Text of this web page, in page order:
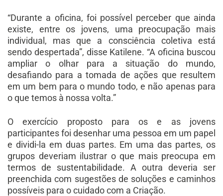
“Durante a oficina, foi possível perceber que ainda
existe, entre os jovens, uma preocupação mais
individual, mas que a consciência coletiva está
sendo despertada”, disse Katilene. “A oficina buscou
ampliar o olhar para a situação do mundo,
desafiando para a tomada de ações que resultem
em um bem para o mundo todo, e não apenas para
o que temos à nossa volta.”
O exercício proposto para os e as jovens
participantes foi desenhar uma pessoa em um papel
e dividi-la em duas partes. Em uma das partes, os
grupos deveriam ilustrar o que mais preocupa em
termos de sustentabilidade. A outra deveria ser
preenchida com sugestões de soluções e caminhos
possíveis para o cuidado com a Criação.